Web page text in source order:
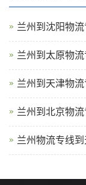
兰州到沈阳物
兰州到太原物
兰州到天津物
兰州到北京物
兰州物流专线